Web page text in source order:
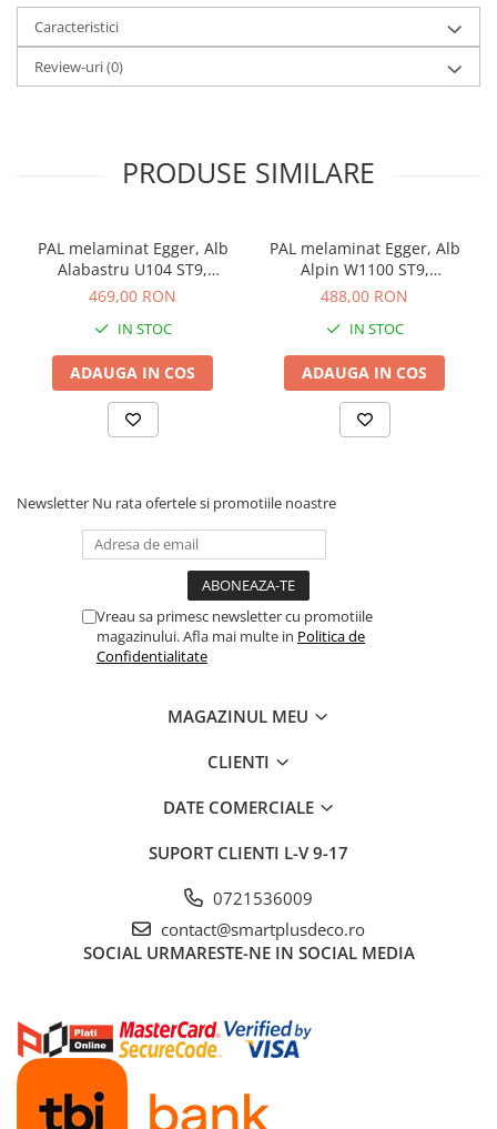
Caracteristici
Review-uri(0)
PRODUSE SIMILARE
PAL melaminat Egger, Alb
Alabastru U104 ST9,
2800x2070x18 mm
469,00 RON
IN STOC
ADAUGA IN COS
PAL melaminat Egger, Alb
Alpin W1100 ST9,
2800x2070x18 mm
488,00 RON
IN STOC
ADAUGA IN COS
Newsletter Nu rata ofertele si promotiile noastre
Vreau sa primesc newsletter cu promotiile
magazinului. Afla mai multe in Politica de
Confidentialitate
MAGAZINUL MEU
CLIENTI
DATE COMERCIALE
SUPORT CLIENTI L-V 9-17
0721536009
contact@smartplusdeco.ro
SOCIAL URMARESTE-NE IN SOCIAL MEDIA